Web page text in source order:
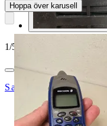
1/5
SaraOchPetersButik
Hoppa över karusell